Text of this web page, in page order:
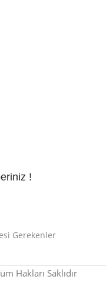
!
Gerekenler
Hakları Saklıdır